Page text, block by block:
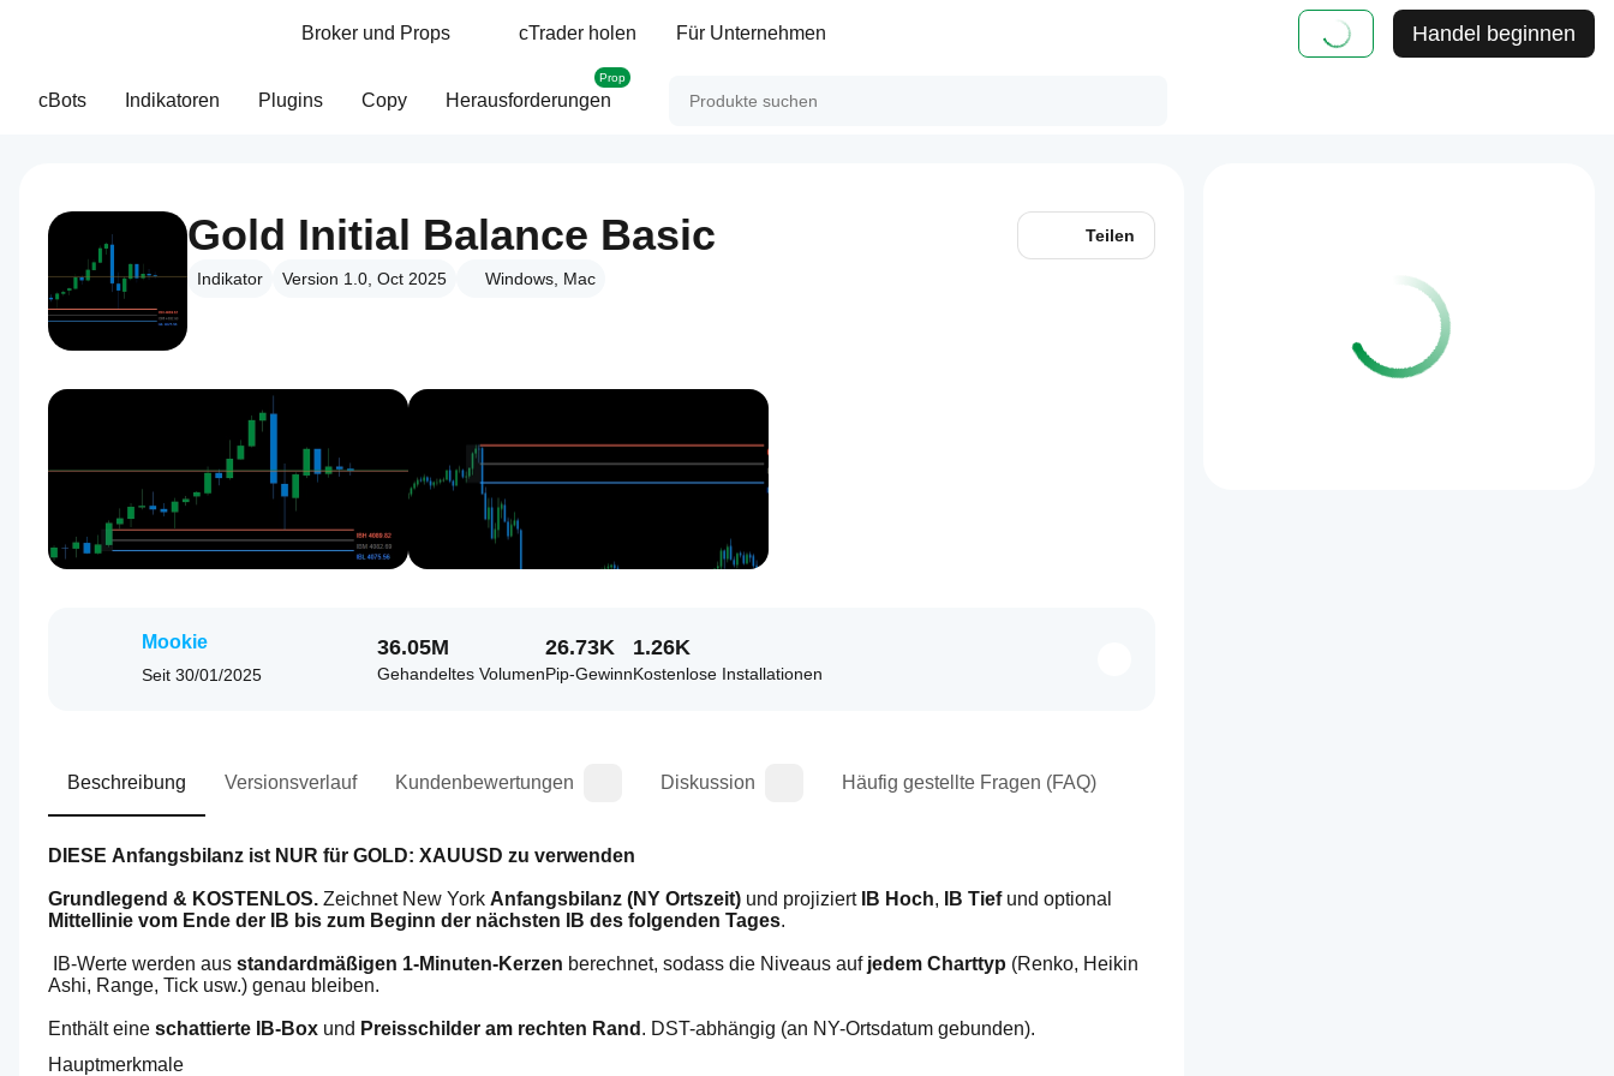
Broker und Props cTrader holen Für Unternehmen Handel beginnen
cBots Indikatoren Plugins Copy Herausforderungen
Prop
Gold Initial Balance Basic
Indikator Version 1.0, Oct 2025 Windows, Mac
Teilen
Mookie
Seit 30/01/2025
36.05M
Gehandeltes Volumen
26.73K
Pip-Gewinn
1.26K
Kostenlose Installationen
Beschreibung Versionsverlauf Kundenbewertungen Diskussion Häufig gestellte Fragen (FAQ)
DIESE Anfangsbilanz ist NUR für GOLD: XAUUSD zu verwenden
Grundlegend & KOSTENLOS. Zeichnet New York Anfangsbilanz (NY Ortszeit) und projiziert IB Hoch, IB Tief
Mittellinie vom Ende der IB bis zum Beginn der nächsten IB des folgenden Tages.
IB-Werte werden aus standardmäßigen 1-Minuten-Kerzen berechnet, sodass die Niveaus auf jedem Charttyp (Renko, Heikin
Ashi, Range, Tick usw.) genau bleiben.
Enthält eine schattierte IB-Box und Preisschilder am rechten Rand . DST-abhängig (an NY-Ortsdatum gebunden).
Hauptmerkmale